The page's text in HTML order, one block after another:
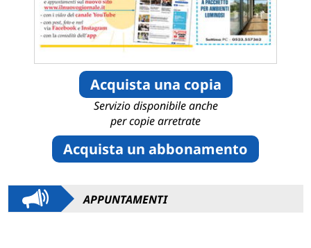
Acquista una copia
Servizio disponibile anche
per copie arretrate
Acquista un abbonamento
APPUNTAMENTI